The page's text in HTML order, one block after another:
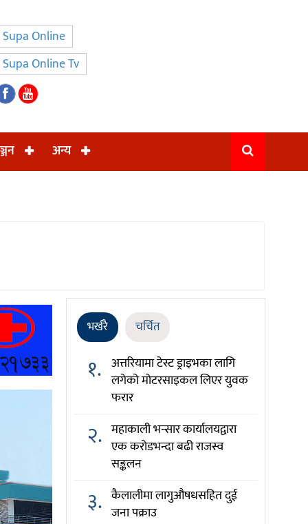
Supa Online
Supa Online Tv
अन्य
भर्खरै चर्चित
१. अत्तरियामा टेस्ट ड्राइभका लागि
लगेको मोटरसाइकल लिएर युवक
फरार
२. महाकाली भन्सार कार्यालयद्वारा
एक करोडभन्दा बढी राजस्व
सङ्कलन
३. कैलालीमा लागुऔषधसहित दुई
जना पक्राउ